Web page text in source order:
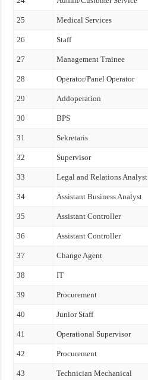
25 Medical Services
26 Staff
27 Management Trainee
28 Operator/Panel Operator
29 Addoperation
30 BPS
31 Sekretaris
32 Supervisor
33 Legal and Relations Analyst
34 Assistant Business Analyst
35 Assistant Controller
36 Assistant Controller
37 Change Agent
38 IT
39 Procurement
40 Junior Staff
41 Operational Supervisor
42 Procurement
43 Technician Mechanical